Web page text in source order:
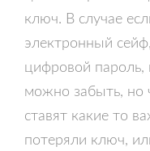
ключ. В случае
электронный
цифровой
можно забыть, но
ставят какие то
потеряли ключ,